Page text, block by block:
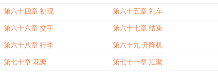
第六十四章 初现 第六十五章 礼车
第六十六章 交手 第六十七章 结束
第六十八章 行李 第六十九 升降机
第七十章 花瓣 第七十一章 汇聚